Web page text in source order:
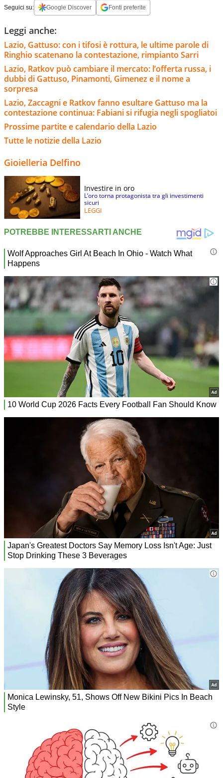
Seguici su: Google Discover Fonti preferite
Leggi anche:
Lazio, Gattuso: con i tifosi è rottura, le ultime parole di
Ringhio scatenano la contestazione, rimpianto Sarri
Lazio, Ratkov può cambiare il mercato: l’offerta russa, i
dubbi di Gattuso, Pinamonti, Gimenez e il nome a
sorpresa
Lazio, Zaccagni e Ratkov fanno esultare Gattuso ma la
contestazione continua: Fabiani si rifugia negli spogliatoi
Prossime partite e calendario della Lazio
Tutte le notizie della Lazio
Gioielleria Delfino
Investire in oro
L’oro torna protagonista tra gli investimenti
sicuri
LEGGI